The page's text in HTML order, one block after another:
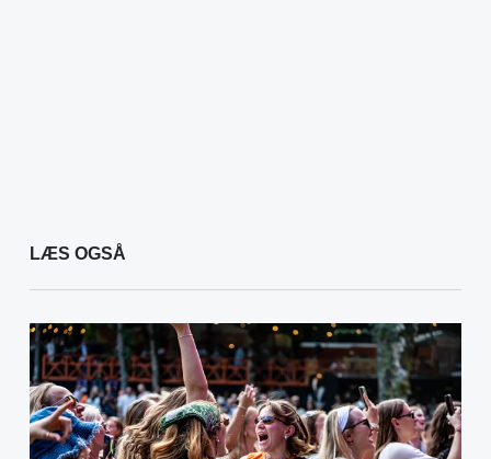
LÆS OGSÅ